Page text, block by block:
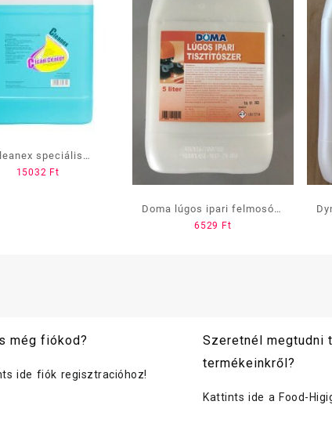
speciális
10 L-es
15032 Ft
Doma lúgos ipari felmosó 5
l
6529 Ft
még fiókod?
ide fiók regisztracióhoz!
Szeretnél megtudni
termékeinkről?
Kattints ide a Food-